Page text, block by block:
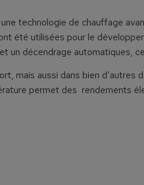
technologie de chauffage
été utilisées pour le
un décendrage automatiques,
mais aussi dans bien d’autres
permet des rendements